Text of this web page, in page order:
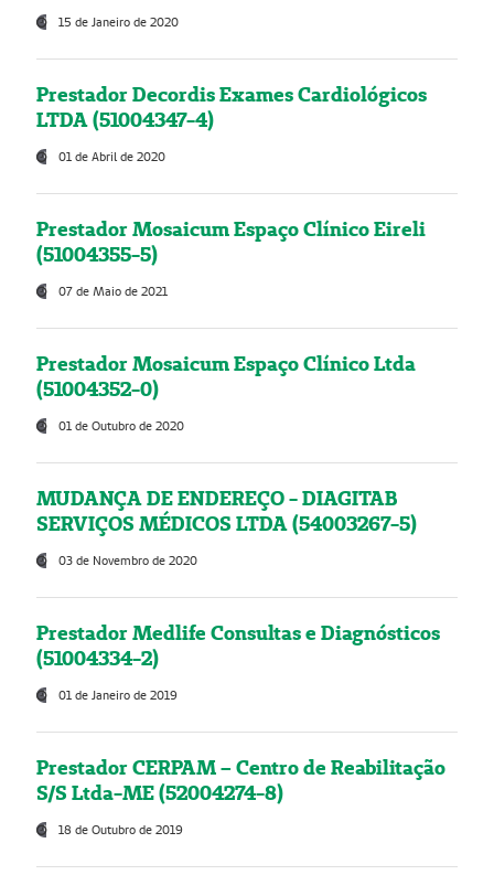
15 de Janeiro de 2020
Prestador Decordis Exames Cardiológicos
LTDA (51004347-4)
01 de Abril de 2020
Prestador Mosaicum Espaço Clínico Eireli
(51004355-5)
07 de Maio de 2021
Prestador Mosaicum Espaço Clínico Ltda
(51004352-0)
01 de Outubro de 2020
MUDANÇA DE ENDEREÇO - DIAGITAB
SERVIÇOS MÉDICOS LTDA (54003267-5)
03 de Novembro de 2020
Prestador Medlife Consultas e Diagnósticos
(51004334-2)
01 de Janeiro de 2019
Prestador CERPAM – Centro de Reabilitação
S/S Ltda-ME (52004274-8)
18 de Outubro de 2019